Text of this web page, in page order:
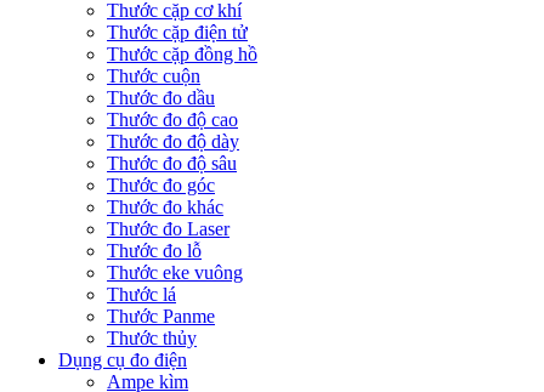
Thước cặp cơ khí
Thước cặp điện tử
Thước cặp đồng hồ
Thước cuộn
Thước đo dầu
Thước đo độ cao
Thước đo độ dày
Thước đo độ sâu
Thước đo góc
Thước đo khác
Thước đo Laser
Thước đo lỗ
Thước eke vuông
Thước lá
Thước Panme
Thước thủy
Dụng cụ đo điện
Ampe kìm